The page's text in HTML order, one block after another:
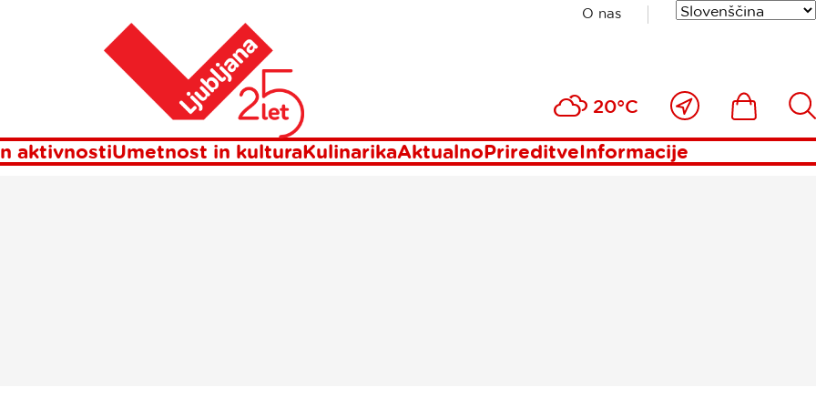
O nas
20°C
Blizu
mene
Ikona Išči
aktivnostiUmetnost in kulturaKulinarikaAktualnoPrireditveInformacije
iz Ljubljane